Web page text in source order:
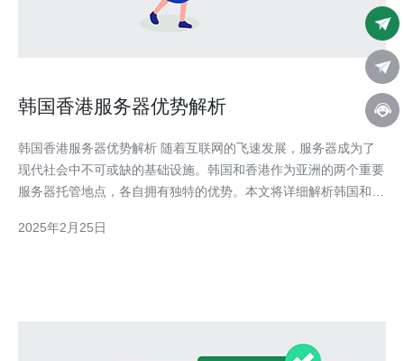
韩国香港服务器优势解析
韩国香港服务器优势解析 随着互联网的飞速发展，服务器成为了
现代社会中不可或缺的基础设施。韩国和香港作为亚洲的两个重要
服务器托管地点，各自拥有独特的优势。本文将详细解析韩国和香
韩国作为亚洲的技术大国，拥有先进的网络基础设施和高速稳定的
2025年2月25日